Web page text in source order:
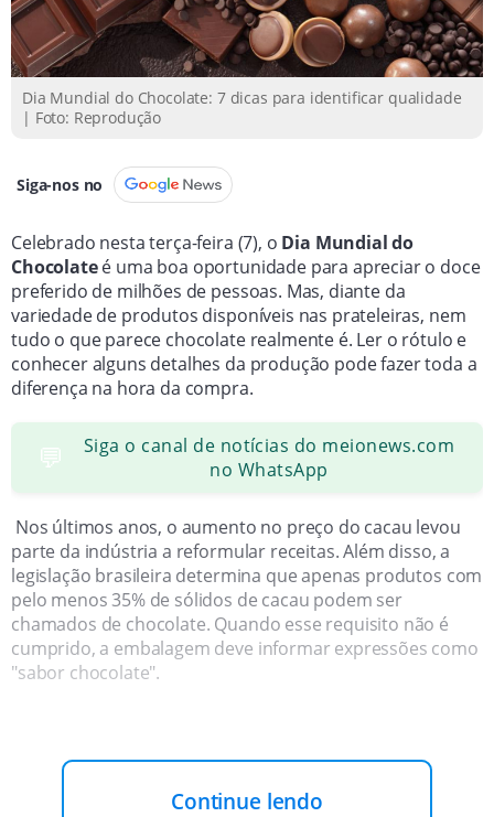
Chocolates com 60% ou mais de cacau têm sabor
mais intenso e antioxidantes.
Chocolates artesanais são produzidos do grão à
barra, garantindo rastreabilidade e qualidade.
Dia Mundial do Chocolate: 7 dicas para identificar qualidade
| Foto: Reprodução
Siga-nos no
Celebrado nesta terça-feira (7), o Dia Mundial do
Chocolateé uma boa oportunidade para apreciar o doce
preferido de milhões de pessoas. Mas, diante da
variedade de produtos disponíveis nas prateleiras, nem
tudo o que parece chocolate realmente é. Ler o rótulo e
conhecer alguns detalhes da produção pode fazer toda a
diferença na hora da compra.
💬
Siga o canal de notícias do meionews.com
no WhatsApp
Nos últimos anos, o aumento no preço do cacau levou
parte da indústria a reformular receitas. Além disso, a
legislação brasileira determina que apenas produtos com
pelo menos 35% de sólidos de cacau podem ser
chamados de chocolate. Quando esse requisito não é
cumprido, a embalagem deve informar expressões como
"sabor chocolate".
Continue lendo